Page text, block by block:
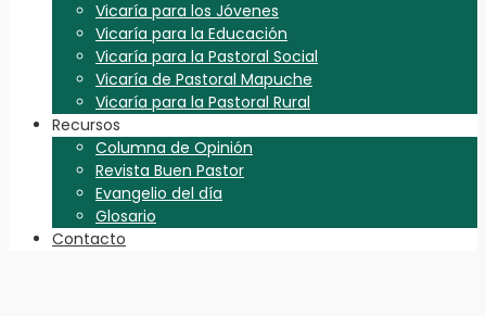
Vicaría para los Jóvenes
Vicaría para la Educación
Vicaría para la Pastoral Social
Vicaría de Pastoral Mapuche
Vicaría para la Pastoral Rural
Recursos
Columna de Opinión
Revista Buen Pastor
Evangelio del día
Glosario
Contacto